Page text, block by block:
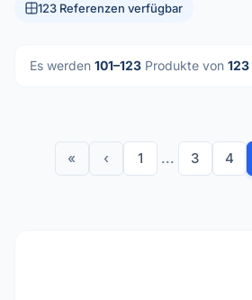
123 Referenzen verfügbar
Es werden 101–123 Produkte von 123
« ‹ 1 ... 3 4